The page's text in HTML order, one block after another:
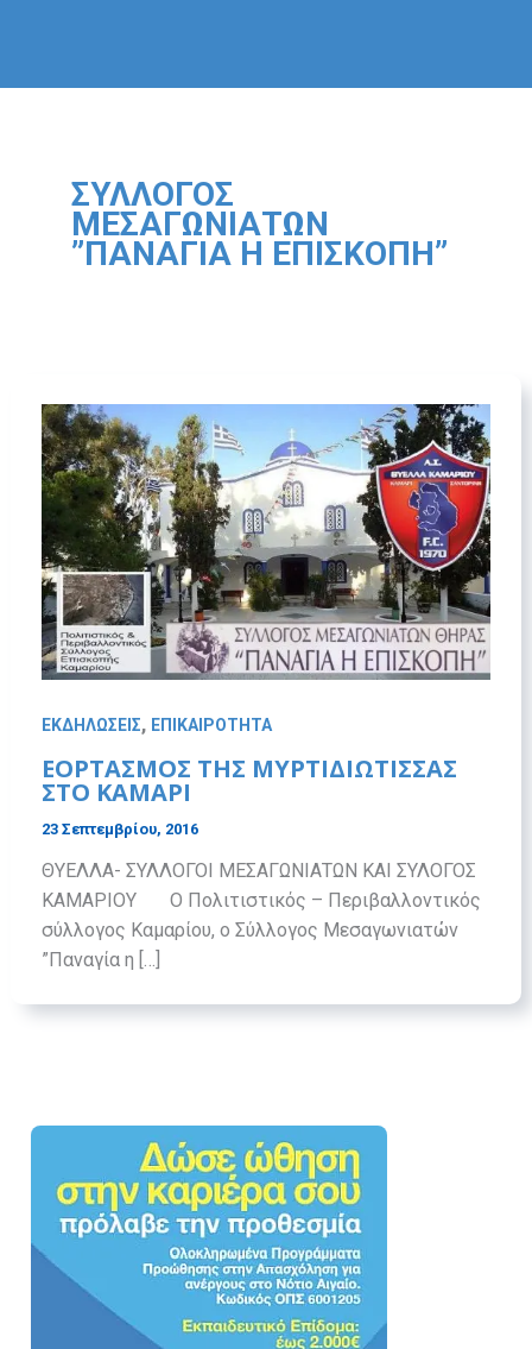
ΣΎΛΛΟΓΟΣ
ΜΕΣΑΓΩΝΙΑΤΏΝ
”ΠΑΝΑΓΊΑ Η ΕΠΙΣΚΟΠΉ”
ΕΚΔΗΛΩΣΕΙΣ, ΕΠΙΚΑΙΡΟΤΗΤΑ
ΕΟΡΤΑΣΜΟΣ ΤΗΣ ΜΥΡΤΙΔΙΩΤΙΣΣΑΣ
ΣΤΟ ΚΑΜΑΡΙ
23 Σεπτεμβρίου, 2016
ΘΥΕΛΛΑ- ΣΥΛΛΟΓΟΙ ΜΕΣΑΓΩΝΙΑΤΩΝ ΚΑΙ ΣΥΛΟΓΟΣ
ΚΑΜΑΡΙΟΥ O Πολιτιστικός – Περιβαλλοντικός
σύλλογος Καμαρίου, ο Σύλλογος Μεσαγωνιατών
”Παναγία η […]